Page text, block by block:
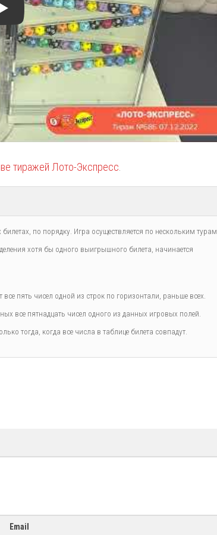
тиражей Лото-Экспресс
по порядку. Игра осуществляется по нескольким турам,
хотя бы одного выигрышного билета, начинается
пять чисел одной из строк по горизонтали, раньше всех.
все пятнадцать чисел одного из данных игровых полей.
тогда, когда все числа в таблице билета совпадут.
Email